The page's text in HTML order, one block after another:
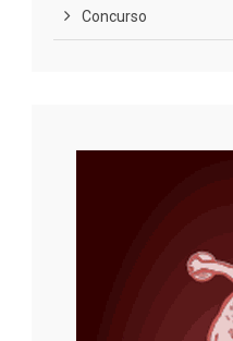
Concurso